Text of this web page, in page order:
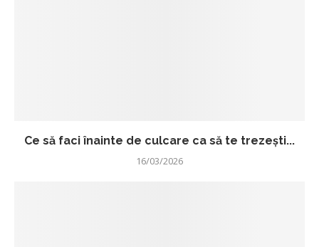
Ce să faci înainte de culcare ca să te trezești...
16/03/2026